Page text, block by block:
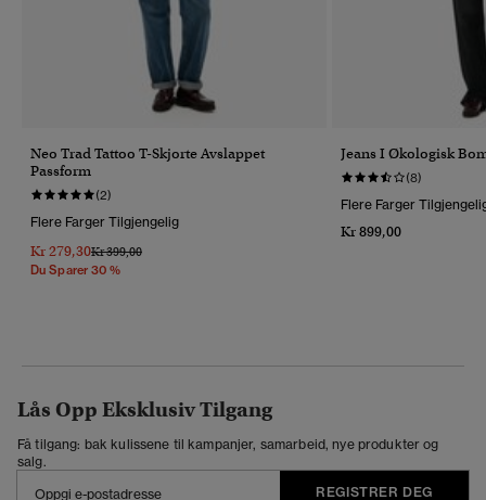
Neo Trad Tattoo T-Skjorte Avslappet
Passform
(2)
Flere Farger Tilgjengelig
Kr 279,30Pris Nedsatt Fra
Kr 399,00Til
Du Sparer 30 %
Jeans I Økologisk
(8)
Flere Farger
Kr 899,00
Lås Opp Eksklusiv Tilgang
Få tilgang: bak kulissene til kampanjer, samarbeid, nye produkter og
salg.
REGISTRER DEG